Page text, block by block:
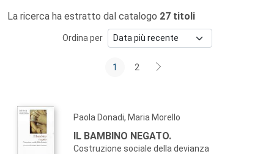
La ricerca ha estratto dal catalogo 27 titoli
Ordina per
1 2
Paola Donadi, Maria Morello
IL BAMBINO NEGATO.
Costruzione sociale della devianza